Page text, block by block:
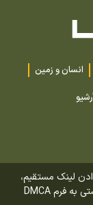
انسان و زمین
لینک مستقیم،
محتوای شما هم به صورت خودکار و هم به صورت دستی به فرم DMCA